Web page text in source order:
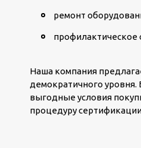
ремонт
профилактическое
Наша компания
демократичного
выгодные условия
процедуру